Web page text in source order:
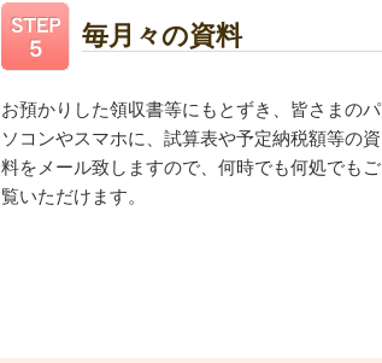
毎月々の資料
お預かりした領収書等にもとずき、皆さまのパ
ソコンやスマホに、試算表や予定納税額等の資
料をメール致しますので、何時でも何処でもご
覧いただけます。